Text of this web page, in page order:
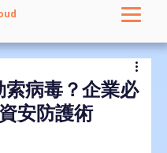
索病毒？企業必
安防護術